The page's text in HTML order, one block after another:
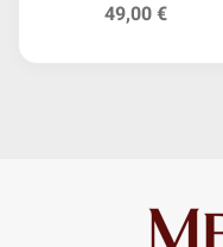
49,00 €